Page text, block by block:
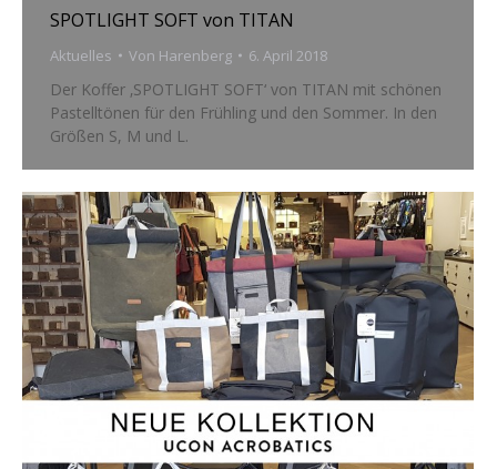
SPOTLIGHT SOFT von TITAN
Aktuelles Von Harenberg 6. April 2018
Der Koffer ‚SPOTLIGHT SOFT‘ von TITAN mit schönen
Pastelltönen für den Frühling und den Sommer. In den
Größen S, M und L.